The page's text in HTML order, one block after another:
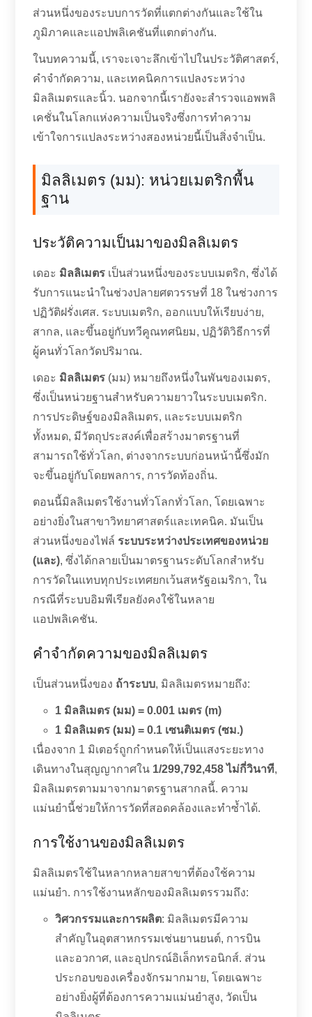
ส่วนหนึ่งของระบบการวัดที่แตกต่างกันและใช้ใน
ภูมิภาคและแอปพลิเคชันที่แตกต่างกัน.
ในบทความนี้, เราจะเจาะลึกเข้าไปในประวัติศาสตร์,
คำจำกัดความ, และเทคนิคการแปลงระหว่าง
มิลลิเมตรและนิ้ว. นอกจากนี้เรายังจะสำรวจแอพพลิ
เคชั่นในโลกแห่งความเป็นจริงซึ่งการทำความ
เข้าใจการแปลงระหว่างสองหน่วยนี้เป็นสิ่งจำเป็น.
มิลลิเมตร (มม): หน่วยเมตริกพื้น
ฐาน
ประวัติความเป็นมาของมิลลิเมตร
เดอะ มิลลิเมตร เป็นส่วนหนึ่งของระบบเมตริก, ซึ่งได้
รับการแนะนำในช่วงปลายศตวรรษที่ 18 ในช่วงการ
ปฏิวัติฝรั่งเศส. ระบบเมตริก, ออกแบบให้เรียบง่าย,
สากล, และขึ้นอยู่กับทวีคูณทศนิยม, ปฏิวัติวิธีการที่
ผู้คนทั่วโลกวัดปริมาณ.
เดอะ มิลลิเมตร (มม) หมายถึงหนึ่งในพันของเมตร,
ซึ่งเป็นหน่วยฐานสำหรับความยาวในระบบเมตริก.
การประดิษฐ์ของมิลลิเมตร, และระบบเมตริก
ทั้งหมด, มีวัตถุประสงค์เพื่อสร้างมาตรฐานที่
สามารถใช้ทั่วโลก, ต่างจากระบบก่อนหน้านี้ซึ่งมัก
จะขึ้นอยู่กับโดยพลการ, การวัดท้องถิ่น.
ตอนนี้มิลลิเมตรใช้งานทั่วโลกทั่วโลก, โดยเฉพาะ
อย่างยิ่งในสาขาวิทยาศาสตร์และเทคนิค. มันเป็น
ส่วนหนึ่งของไฟล์ ระบบระหว่างประเทศของหน่วย
(และ), ซึ่งได้กลายเป็นมาตรฐานระดับโลกสำหรับ
การวัดในแทบทุกประเทศยกเว้นสหรัฐอเมริกา, ใน
กรณีที่ระบบอิมพีเรียลยังคงใช้ในหลาย
แอปพลิเคชัน.
คำจำกัดความของมิลลิเมตร
เป็นส่วนหนึ่งของ ถ้าระบบ, มิลลิเมตรหมายถึง:
1 มิลลิเมตร (มม) = 0.001 เมตร (m)
1 มิลลิเมตร (มม) = 0.1 เซนติเมตร (ซม.)
เนื่องจาก 1 มิเตอร์ถูกกำหนดให้เป็นแสงระยะทาง
เดินทางในสุญญากาศใน 1/299,792,458 ไม่กี่วินาที,
มิลลิเมตรตามมาจากมาตรฐานสากลนี้. ความ
แม่นยำนี้ช่วยให้การวัดที่สอดคล้องและทำซ้ำได้.
การใช้งานของมิลลิเมตร
มิลลิเมตรใช้ในหลากหลายสาขาที่ต้องใช้ความ
แม่นยำ. การใช้งานหลักของมิลลิเมตรรวมถึง:
วิศวกรรมและการผลิต: มิลลิเมตรมีความ
สำคัญในอุตสาหกรรมเช่นยานยนต์, การบิน
และอวกาศ, และอุปกรณ์อิเล็กทรอนิกส์. ส่วน
ประกอบของเครื่องจักรมากมาย, โดยเฉพาะ
อย่างยิ่งผู้ที่ต้องการความแม่นยำสูง, วัดเป็น